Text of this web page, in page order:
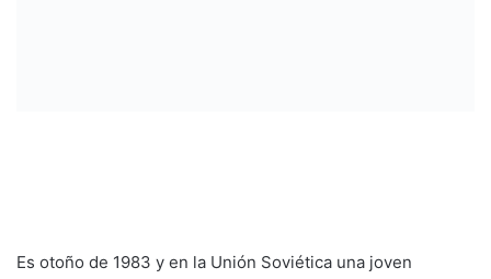
Es otoño de 1983 y en la Unión Soviética una joven